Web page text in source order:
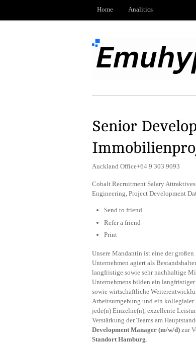
Home Analitics
Senior
Auckland Office+64 9 303 9093
Cobalt Recruitment Salary
Engineering, Project Development
Send to friend
Refer a friend
Print
Unsere Mandantin ist eine der
Unternehmen agiert als
langfristige sowie sehr nachhaltige
Unternehmens bilden ein
sowie wirtschaftliche
Arbeitsumgebung und ein kollegialer
jede(n) Einzelne(n), exzellente
Verstärkung der Teams am
Development Manager (m/w/d) zur
Standort Hamburg.